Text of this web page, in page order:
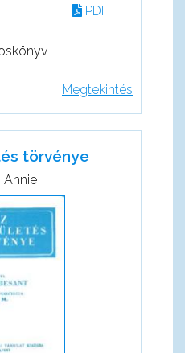
PDF
Megtekintés
törvénye
Annie